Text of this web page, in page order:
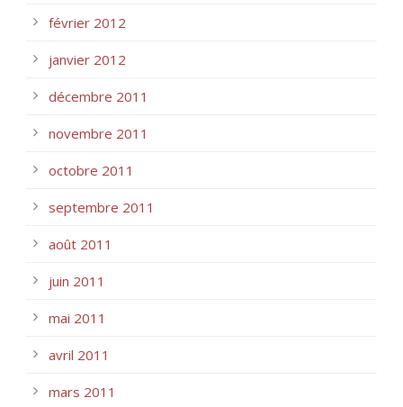
février 2012
janvier 2012
décembre 2011
novembre 2011
octobre 2011
septembre 2011
août 2011
juin 2011
mai 2011
avril 2011
mars 2011